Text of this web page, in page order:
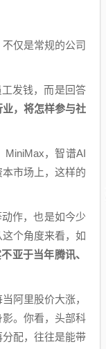
仅是常规的公司
发钱，而是回答
业，将怎样参与社
MiniMax，智谱AI
市场上，这样的
作，也是如今少
个角度来看，如
亚于当年腾讯、
阿里股价大涨，
。你看，头部科
配，往往是能带